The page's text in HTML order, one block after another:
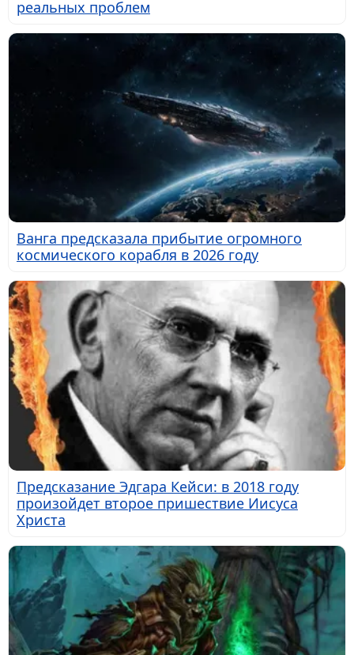
реальных проблем
Ванга предсказала прибытие огромного
космического корабля в 2026 году
Предсказание Эдгара Кейси: в 2018 году
произойдет второе пришествие Иисуса
Христа